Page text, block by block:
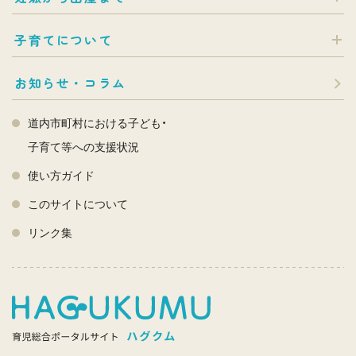
子育てについて
お知らせ・コラム
道内市町村における子ども・
子育て等への支援状況
使い方ガイド
このサイトについて
リンク集